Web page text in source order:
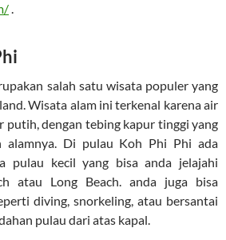
.
salah satu wisata populer yang
Wisata alam ini terkenal karena air
putih, dengan tebing kapur tinggi yang
alamnya. Di pulau Koh Phi Phi ada
pulau kecil yang bisa anda jelajahi
atau Long Beach. anda juga bisa
diving, snorkeling, atau bersantai
pulau dari atas kapal.